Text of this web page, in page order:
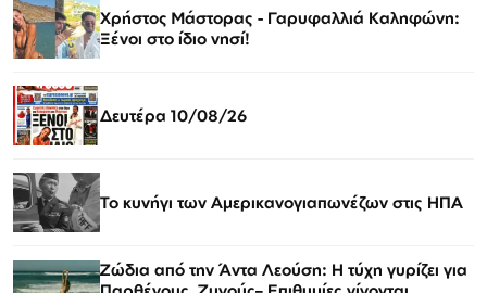
Χρήστος Μάστορας - Γαρυφαλλιά Καληφώνη:
Ξένοι στο ίδιο νησί!
Δευτέρα 10/08/26
Το κυνήγι των Αμερικανογιαπωνέζων στις ΗΠΑ
Ζώδια από την Άντα Λεούση: Η τύχη γυρίζει για